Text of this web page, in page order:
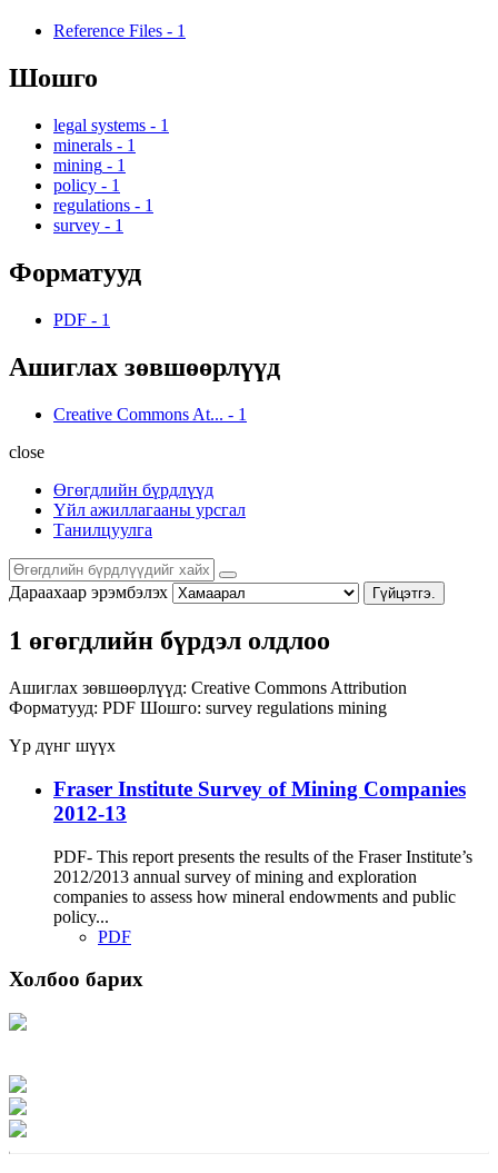
Reference Files - 1
Шошго
legal systems - 1
minerals - 1
mining - 1
policy - 1
regulations - 1
survey - 1
Форматууд
PDF - 1
Ашиглах зөвшөөрлүүд
Creative Commons At... - 1
close
Өгөгдлийн бүрдлүүд
Үйл ажиллагааны урсгал
Танилцуулга
Дараахаар эрэмбэлэх Гүйцэтгэ.
1 өгөгдлийн бүрдэл олдлоо
Ашиглах зөвшөөрлүүд: Creative Commons Attribution
Форматууд: PDF Шошго: survey regulations mining
Үр дүнг шүүх
Fraser Institute Survey of Mining Companies
2012-13
PDF- This report presents the results of the Fraser Institute’s
2012/2013 annual survey of mining and exploration
companies to assess how mineral endowments and public
policy...
PDF
Холбоо барих